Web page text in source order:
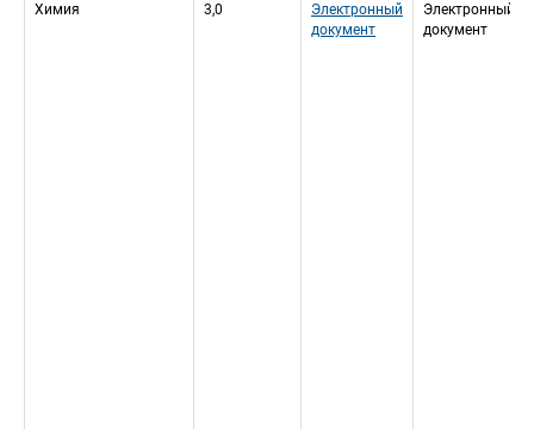
Химия 3,0
Электронный
документ
Электронный
документ